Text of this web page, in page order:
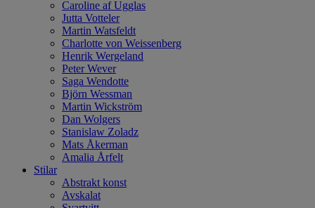
Caroline af Ugglas
Jutta Votteler
Martin Watsfeldt
Charlotte von Weissenberg
Henrik Wergeland
Peter Wever
Saga Wendotte
Björn Wessman
Martin Wickström
Dan Wolgers
Stanislaw Zoladz
Mats Åkerman
Amalia Årfelt
Stilar
Abstrakt konst
Avskalat